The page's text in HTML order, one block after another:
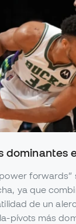
dominantes
forwards”
ya que
de un
pívots más